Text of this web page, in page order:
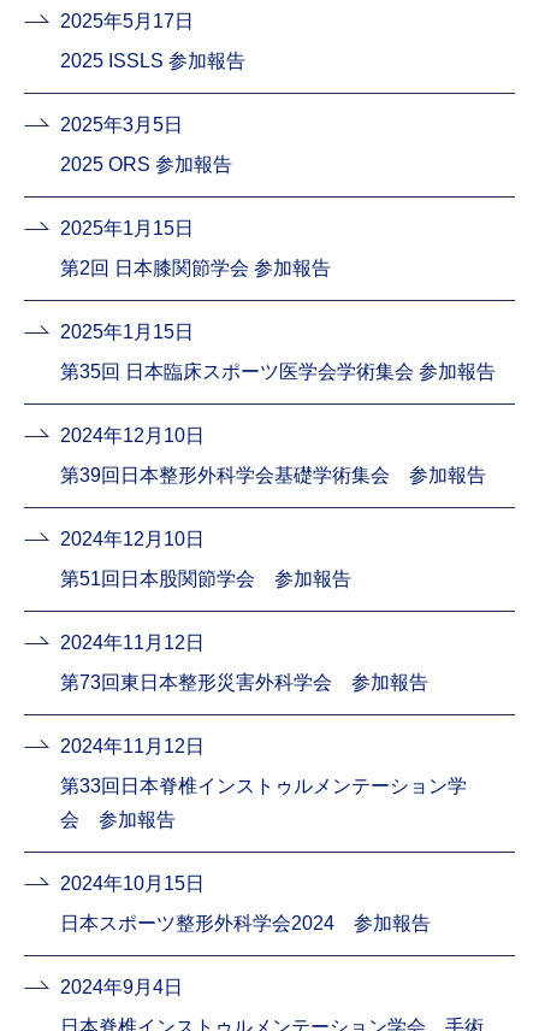
2025年5月17日
2025 ISSLS 参加報告
2025年3月5日
2025 ORS 参加報告
2025年1月15日
第2回 日本膝関節学会 参加報告
2025年1月15日
第35回 日本臨床スポーツ医学会学術集会 参加報告
2024年12月10日
第39回日本整形外科学会基礎学術集会 参加報告
2024年12月10日
第51回日本股関節学会 参加報告
2024年11月12日
第73回東日本整形災害外科学会 参加報告
2024年11月12日
第33回日本脊椎インストゥルメンテーション学
会 参加報告
2024年10月15日
日本スポーツ整形外科学会2024 参加報告
2024年9月4日
日本脊椎インストゥルメンテーション学会 手術